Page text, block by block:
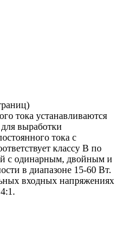
тока устанавливаются
выработки
тока с
классу В по
с одинарным, двойным и
в диапазоне 15-60 Вт.
входных напряжениях